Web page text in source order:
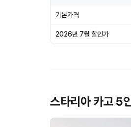
기본가격
2026년 7월 할인가
스타리아 카고 5